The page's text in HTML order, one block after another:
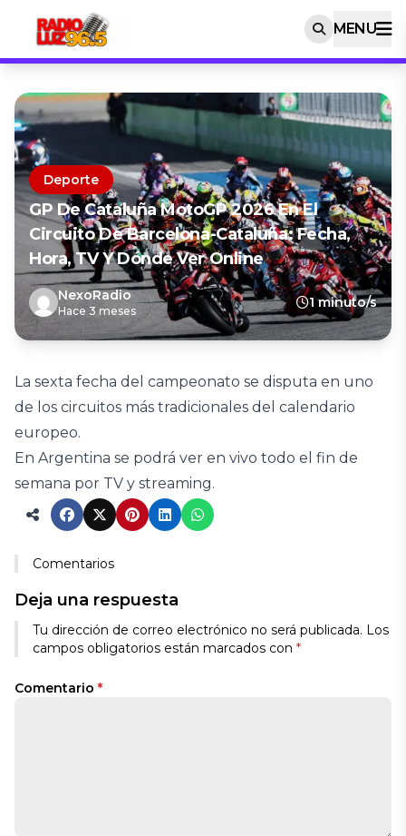
MENU
Deporte
GP De Cataluña MotoGP 2026 En El
Circuito De Barcelona-Cataluña: Fecha,
Hora, TV Y Dónde Ver Online
NexoRadio
Hace 3 meses
1 minuto/s
La sexta fecha del campeonato se disputa en uno
de los circuitos más tradicionales del calendario
europeo.
En Argentina se podrá ver en vivo todo el fin de
semana por TV y streaming.
Comentarios
Deja una respuesta
Tu dirección de correo electrónico no será publicada. Los
campos obligatorios están marcados con *
Comentario *